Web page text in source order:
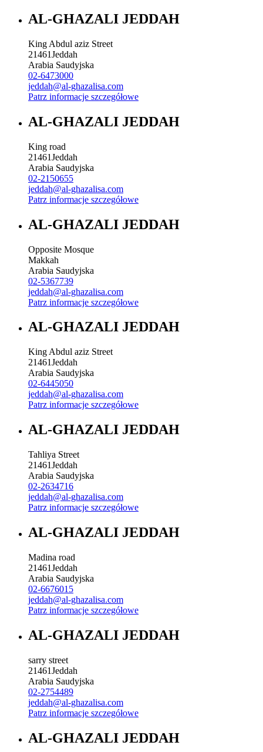
AL-GHAZALI JEDDAH
King Abdul aziz Street
21461Jeddah
Arabia Saudyjska
02-6473000
jeddah@al-ghazalisa.com
Patrz informacje szczegółowe
AL-GHAZALI JEDDAH
King road
21461Jeddah
Arabia Saudyjska
02-2150655
jeddah@al-ghazalisa.com
Patrz informacje szczegółowe
AL-GHAZALI JEDDAH
Opposite Mosque
Makkah
Arabia Saudyjska
02-5367739
jeddah@al-ghazalisa.com
Patrz informacje szczegółowe
AL-GHAZALI JEDDAH
King Abdul aziz Street
21461Jeddah
Arabia Saudyjska
02-6445050
jeddah@al-ghazalisa.com
Patrz informacje szczegółowe
AL-GHAZALI JEDDAH
Tahliya Street
21461Jeddah
Arabia Saudyjska
02-2634716
jeddah@al-ghazalisa.com
Patrz informacje szczegółowe
AL-GHAZALI JEDDAH
Madina road
21461Jeddah
Arabia Saudyjska
02-6676015
jeddah@al-ghazalisa.com
Patrz informacje szczegółowe
AL-GHAZALI JEDDAH
sarry street
21461Jeddah
Arabia Saudyjska
02-2754489
jeddah@al-ghazalisa.com
Patrz informacje szczegółowe
AL-GHAZALI JEDDAH